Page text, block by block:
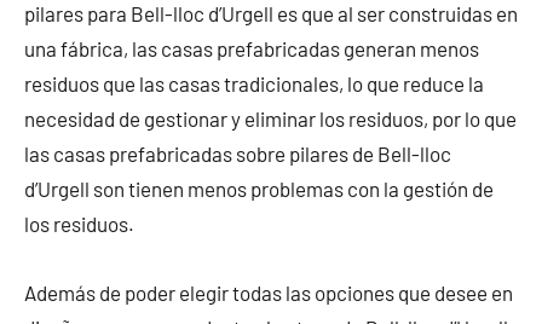
pilares para Bell-lloc d’Urgell es que al ser construidas en
una fábrica, las casas prefabricadas generan menos
residuos que las casas tradicionales, lo que reduce la
necesidad de gestionar y eliminar los residuos, por lo que
las casas prefabricadas sobre pilares de Bell-lloc
d’Urgell son tienen menos problemas con la gestión de
los residuos.
Además de poder elegir todas las opciones que desee en